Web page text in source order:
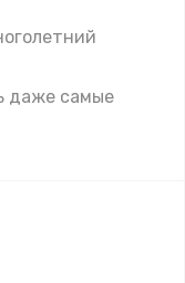
даже самые